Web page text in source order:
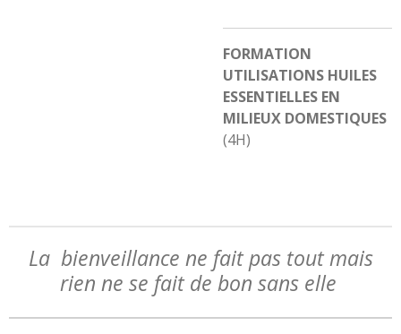
FORMATION
UTILISATIONS HUILES
ESSENTIELLES EN
MILIEUX DOMESTIQUES
(4H)
La bienveillance ne fait pas tout mais
rien ne se fait de bon sans elle